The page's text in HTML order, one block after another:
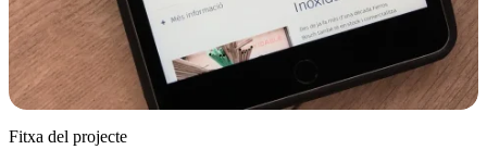
Fitxa del projecte